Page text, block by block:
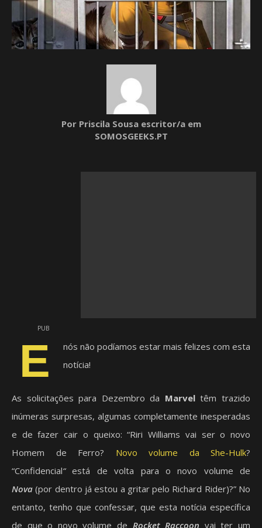
Por Priscila Sousa escritor/a em
SOMOSGEEKS.PT
PUB
E
nós não podíamos estar mais felizes com esta
notícia!
As solicitações para Dezembro da Marveltêm trazido
inúmeras surpresas, algumas completamente inesperadas
e de fazer cair o queixo: “Riri Williams vai ser o novo
Homem de Ferro? Novo volume da She-Hulk?
“Confidencial“está de volta para o novo volume de
Nova (por dentro já estou a gritar pelo Richard Rider)?” No
entanto, tenho que confessar, que esta notícia específica
de que o novo volume de Rocket Raccoon vai ter um